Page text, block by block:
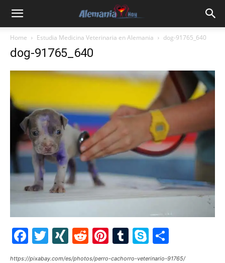
Home Estudia Medicina Veterinaria en Alemania dog-91765_640
dog-91765_640
Facebook
Twitter
XINGReddit
Pinterest
Tumblr
Skype
https://pixabay.com/es/photos/perro-cachorro-veterinario-91765/